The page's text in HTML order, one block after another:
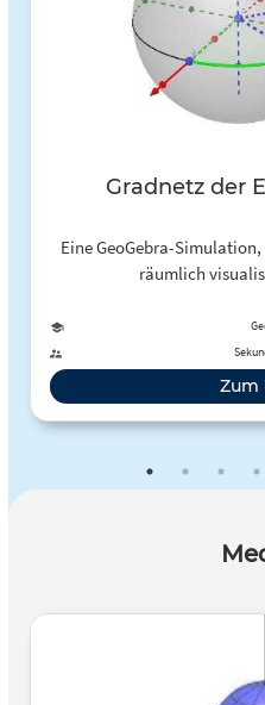
Gradnetz der
Eine GeoGebra-
räumlich
Zum